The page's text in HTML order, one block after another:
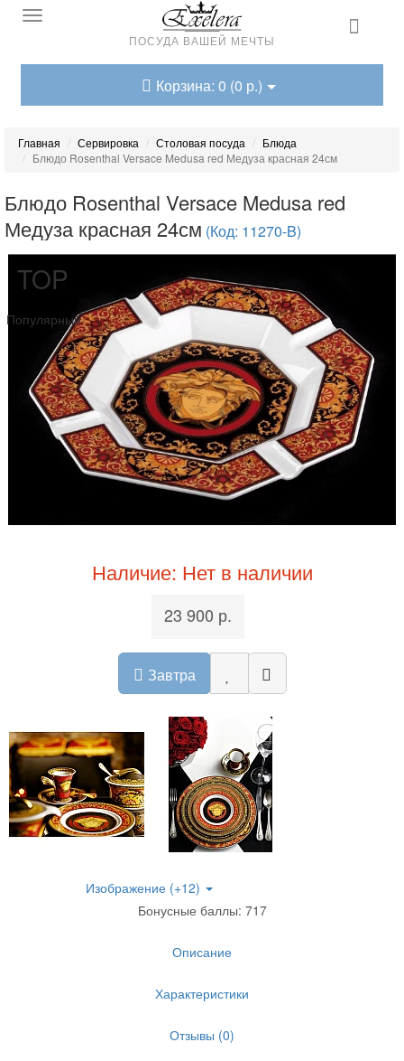
ПОСУДА ВАШЕЙ МЕЧТЫ
Корзина: 0 (0 р.)
Главная Сервировка Столовая посуда
Блюда
Блюдо Rosenthal Versace Medusa red Медуза красная 24см
Блюдо Rosenthal Versace Medusa red
Медуза красная 24см (Код: 11270-B)
TOP
Популярный
Наличие: Нет в наличии
23 900 р.
Завтра
Изображение (+12)
Бонусные баллы: 717
Описание
Характеристики
Отзывы (0)